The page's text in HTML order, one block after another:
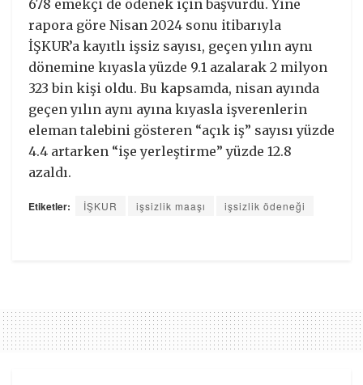
678 emekçi de ödenek için başvurdu. Yine
rapora göre Nisan 2024 sonu itibarıyla
İŞKUR’a kayıtlı işsiz sayısı, geçen yılın aynı
dönemine kıyasla yüzde 9.1 azalarak 2 milyon
323 bin kişi oldu. Bu kapsamda, nisan ayında
geçen yılın aynı ayına kıyasla işverenlerin
eleman talebini gösteren “açık iş” sayısı yüzde
4.4 artarken “işe yerleştirme” yüzde 12.8
azaldı.
Etiketler: İŞKUR işsizlik maaşı işsizlik ödeneği